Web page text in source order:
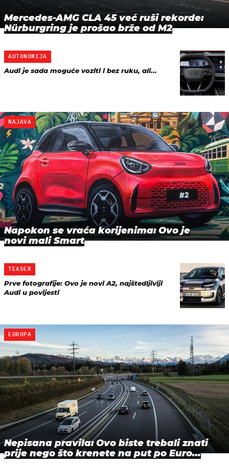
Mercedes-AMG CLA 45 već ruši rekorde:
Nürburgring je prošao brže od M2
AUTONOMIJA
Audi je sada moguće voziti i bez ruku, ali...
NAJAVA
Napokon se vraća korijenima: Ovo je
novi mali Smart
TEASER
Prve fotografije: Ovo je novi A2, najštedljiviji
Audi u povijesti
EUROPA
Nepisana pravila: Ovo biste trebali znati
prije nego što krenete na put po Euro…